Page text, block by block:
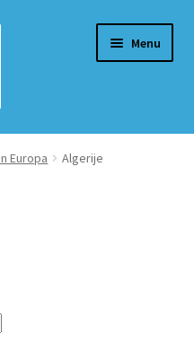
Menu
Europa Algerije